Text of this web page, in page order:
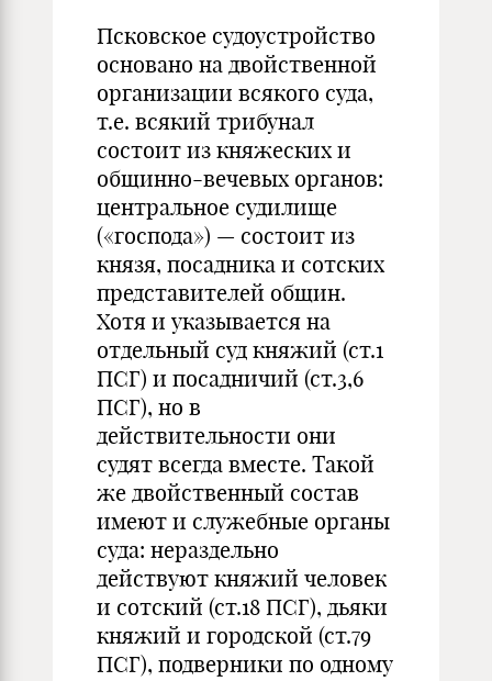
Псковское судоустройство
основано на двойственной
организации всякого суда,
т.е. всякий трибунал
состоит из княжеских и
общинно-вечевых органов:
центральное судилище
(«господа») — состоит из
князя, посадника и сотских
представителей общин.
Хотя и указывается на
отдельный суд княжий (ст.1
ПСГ) и посадничий (ст.3,6
ПСГ), но в
действительности они
судят всегда вместе. Такой
же двойственный состав
имеют и служебные органы
суда: нераздельно
действуют княжий человек
и сотский (ст.18 ПСГ), дьяки
княжий и городской (ст.79
ПСГ), подверники по одному